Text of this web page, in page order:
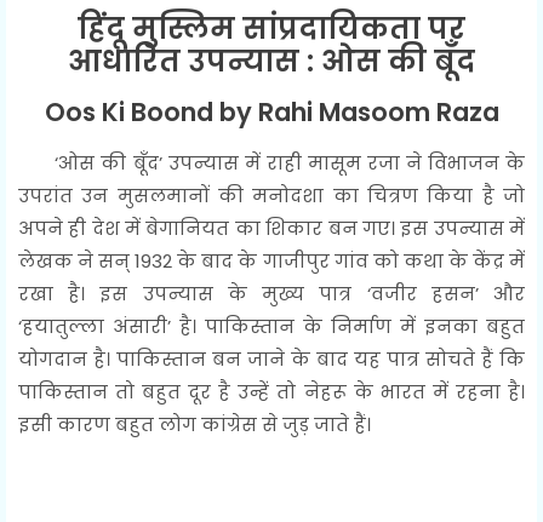
हिंदू मुस्लिम सांप्रदायिकता पर
आधारित उपन्यास : ओस की बूँद
Oos Ki Boond by Rahi Masoom Raza
‘ओस की बूँद’ उपन्यास में राही मासूम रजा ने विभाजन के
उपरांत उन मुसलमानों की मनोदशा का चित्रण किया है जो
अपने ही देश में बेगानियत का शिकार बन गए। इस उपन्यास में
लेखक ने सन् 1932 के बाद के गाजीपुर गांव को कथा के केंद्र में
रखा है। इस उपन्यास के मुख्य पात्र ‘वजीर हसन’ और
‘हयातुल्ला अंसारी’ है। पाकिस्तान के निर्माण में इनका बहुत
योगदान है। पाकिस्तान बन जाने के बाद यह पात्र सोचते हैं कि
पाकिस्तान तो बहुत दूर है उन्हें तो नेहरू के भारत में रहना है।
इसी कारण बहुत लोग कांग्रेस से जुड़ जाते हैं।